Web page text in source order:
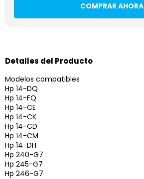
COMPRAR AHORA
Detalles del Producto
Modelos compatibles
Hp 14-DQ
Hp 14-FQ
Hp 14-CE
Hp 14-CK
Hp 14-CD
Hp 14-CM
Hp 14-DH
Hp 240-G7
Hp 245-G7
Hp 246-G7